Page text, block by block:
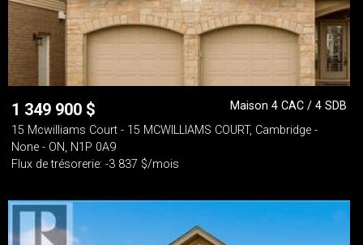
1 349 900 $
Maison 4 CAC / 4 SDB
15 Mcwilliams Court - 15 MCWILLIAMS COURT, Cambridge -
None - ON, N1P 0A9
Flux de trésorerie: -3 837 $/mois